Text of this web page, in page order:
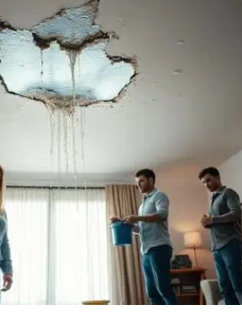
(Советы)!
+ Советы Экспертов)
Экономии!
+ Гид!
Работы!